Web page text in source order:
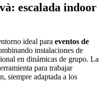
escalada indoor
ideal para eventos de
instalaciones de
en dinámicas de grupo. La
para trabajar
siempre adaptada a los